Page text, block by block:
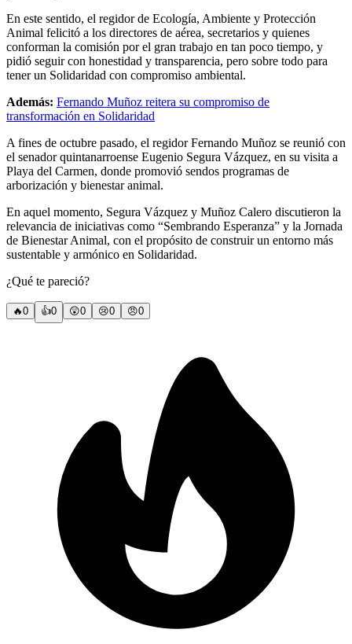
En este sentido, el regidor de Ecología, Ambiente y Protección
Animal felicitó a los directores de aérea, secretarios y quienes
conforman la comisión por el gran trabajo en tan poco tiempo, y
pidió seguir con honestidad y transparencia, pero sobre todo para
tener un Solidaridad con compromiso ambiental.
Además: Fernando Muñoz reitera su compromiso de
transformación en Solidaridad
A fines de octubre pasado, el regidor Fernando Muñoz se reunió con
el senador quintanarroense Eugenio Segura Vázquez, en su visita a
Playa del Carmen, donde promovió sendos programas de
arborización y bienestar animal.
En aquel momento, Segura Vázquez y Muñoz Calero discutieron la
relevancia de iniciativas como “Sembrando Esperanza” y la Jornada
de Bienestar Animal, con el propósito de construir un entorno más
sustentable y armónico en Solidaridad.
¿Qué te pareció?
🔥0 👍0 😲0 😢0 😠0